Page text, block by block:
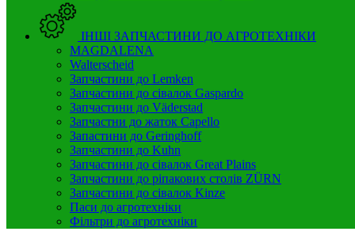
ІНШІ ЗАПЧАСТИНИ ДО АГРОТЕХНІКИ
MAGDALENA
Walterscheid
Запчастини до Lemken
Запчастини до сівалок Gaspardo
Запчастини до Väderstad
Запчастни до жаток Capello
Запастини до Geringhoff
Запчастини до Kuhn
Запчастини до сівалок Great Plains
Запчастини до ріпакових столів ZÜRN
Запчастини до сівалок Kinze
Паси до агротехніки
Фільтри до агротехніки